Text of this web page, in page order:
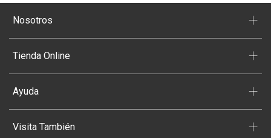
Nosotros +
Tienda Online +
Ayuda +
Visita También +